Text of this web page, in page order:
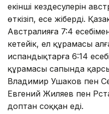
екінші кездесулерін
өткізіп, есе жіберді.
Австралияға 7:4
кетейік, ел құрамасы
испандықтарға 6:14
құрамасы сапында
Владимир Ушаков пен
Евгений Жиляев пен
доптан соққан еді.